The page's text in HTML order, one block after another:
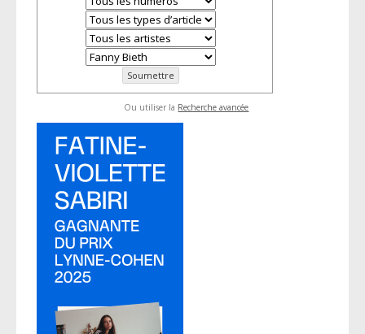
Ou utiliser la Recherche avancée